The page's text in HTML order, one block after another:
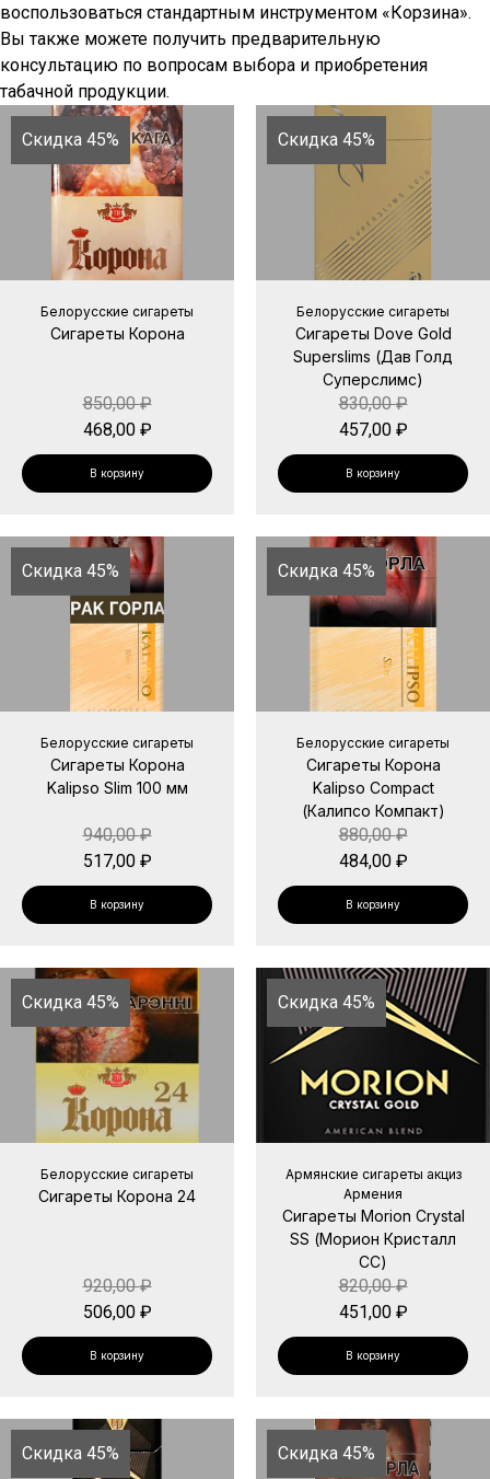
воспользоваться стандартным инструментом «Корзина».
Вы также можете получить предварительную
консультацию по вопросам выбора и приобретения
табачной продукции.
Скидка 45%
Белорусские сигареты
Сигареты Корона
850,00₽
468,00 ₽
В корзину
Скидка 45%
Белорусские сигареты
Сигареты Dove Gold
Superslims (Дав Голд
Суперслимс)
830,00₽
457,00 ₽
В корзину
Скидка 45%
Белорусские сигареты
Сигареты Корона
Kalipso Slim 100 мм
940,00₽
517,00 ₽
В корзину
Скидка 45%
Белорусские сигареты
Сигареты Корона
Kalipso Compact
(Калипсо Компакт)
880,00₽
484,00 ₽
В корзину
Скидка 45%
Белорусские сигареты
Сигареты Корона 24
920,00₽
506,00 ₽
В корзину
Скидка 45%
Армянские сигареты акциз
Армения
Сигареты Morion Crystal
SS (Морион Кристалл
СС)
820,00₽
451,00 ₽
В корзину
Скидка 45% Скидка 45%